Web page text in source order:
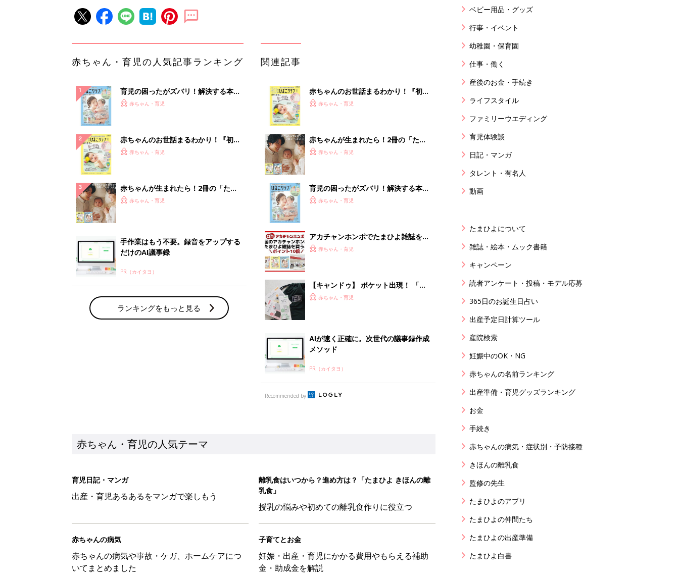
赤ちゃん・育児の人気記事ランキング
育児の困ったがズバリ！解決する本
『ひよこクラブ 夏号』 4カ月～2才
赤ちゃん・育児
赤ちゃんのお世話まるわかり！『初め
てのひよこクラブ 夏号』〈巻頭大特
赤ちゃん・育児
赤ちゃんが生まれたら！2冊の「たま
ひよ」
赤ちゃん・育児
手作業はもう不要。録音をアップする
だけのAI議事録
PR（カイタヨ）
ランキングをもっと見る
関連記事
赤ちゃんのお世話まるわかり！『初め
てのひよこクラブ 夏号』〈巻頭大特
赤ちゃん・育児
赤ちゃんが生まれたら！2冊の「たま
ひよ」
赤ちゃん・育児
育児の困ったがズバリ！解決する本
『ひよこクラブ 夏号』 4カ月～2才
赤ちゃん・育児
アカチャンホンポでたまひよ雑誌を買
うとポイント10倍【期間限定】
赤ちゃん・育児
【キャンドゥ】 ポケット出現！ 「収
納性ゼロ」バッグが、まさかの理想的
赤ちゃん・育児
AIが速く正確に。次世代の議事録作成
メソッド
PR（カイタヨ）
Recommended by
赤ちゃん・育児の人気テーマ
育児日記・マンガ
出産・育児あるあるをマンガで楽しもう
離乳食はいつから？進め方は？「たまひよ きほんの離
乳食」
授乳の悩みや初めての離乳食作りに役立つ
赤ちゃんの病気
赤ちゃんの病気や事故・ケガ、ホームケアにつ
いてまとめました
子育てとお金
妊娠・出産・育児にかかる費用やもらえる補助
金・助成金を解説
ベビー用品・グッズ
行事・イベント
幼稚園・保育園
仕事・働く
産後のお金・手続き
ライフスタイル
ファミリーウエディング
育児体験談
日記・マンガ
タレント・有名人
動画
たまひよについて
雑誌・絵本・ムック書籍
キャンペーン
読者アンケート・投稿・モデル応募
365日のお誕生日占い
出産予定日計算ツール
産院検索
妊娠中のOK・NG
赤ちゃんの名前ランキング
出産準備・育児グッズランキング
お金
手続き
赤ちゃんの病気・症状別・予防接種
きほんの離乳食
監修の先生
たまひよのアプリ
たまひよの仲間たち
たまひよの出産準備
たまひよ白書